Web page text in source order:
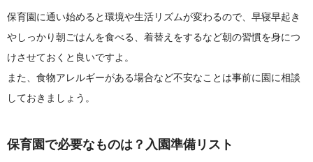
保育園に通い始めると環境や生活リズムが変わるので、早寝早起き
やしっかり朝ごはんを食べる、着替えをするなど朝の習慣を身につ
けさせておくと良いですよ。
また、食物アレルギーがある場合など不安なことは事前に園に相談
しておきましょう。
保育園で必要なものは？入園準備リスト